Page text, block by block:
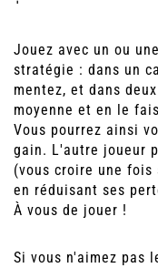
Jouez avec un ou
stratégie : dans un
mentez, et dans
moyenne et en le
Vous pourrez ainsi
gain. L'autre joueur
(vous croire une fois
en réduisant ses
À vous de jouer !
Si vous n'aimez pas